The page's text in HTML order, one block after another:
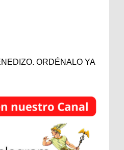
ORDÉNALO YA